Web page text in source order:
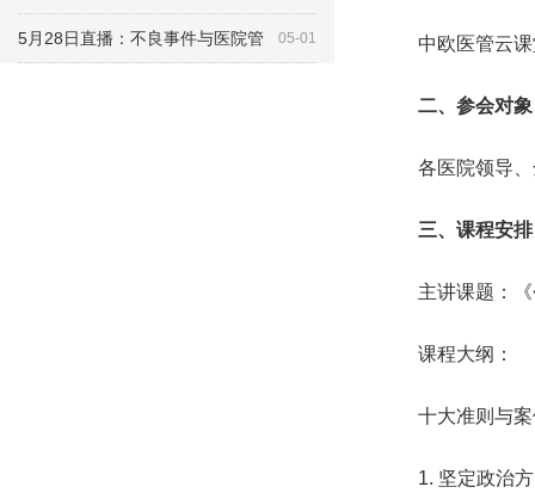
5月28日直播：不良事件与医院管 05-01 中欧医管云
二、参会对象
各医院领导
三、课程安
主讲课题：
课程大纲：
十大准则与
1. 坚定政治